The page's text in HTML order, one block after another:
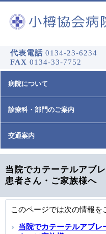
代表電話 0134-23-6234
FAX 0134-33-7752
病院について
診療科・部門のご案内
交通案内
当院でカテーテルアブ
患者さん・ご家族様へ
このページでは次の情報を
当院でカテーテルアブレ